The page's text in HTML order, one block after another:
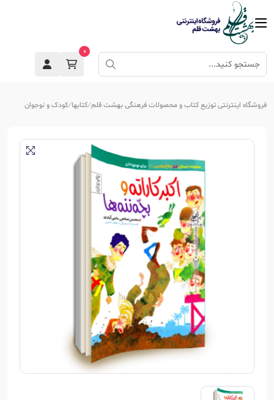
0
فروشگاه اینترنتی توزیع کتاب و محصولات فرهنگی بهشت قلم کتابها کودک و نوجوان